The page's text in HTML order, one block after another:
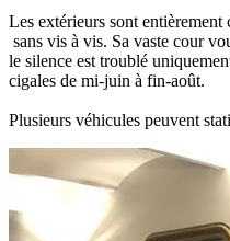
Les extérieurs sont
sans vis à vis. Sa vaste cour
le silence est troublé
cigales de mi-juin à fin-août.
Plusieurs véhicules peuvent